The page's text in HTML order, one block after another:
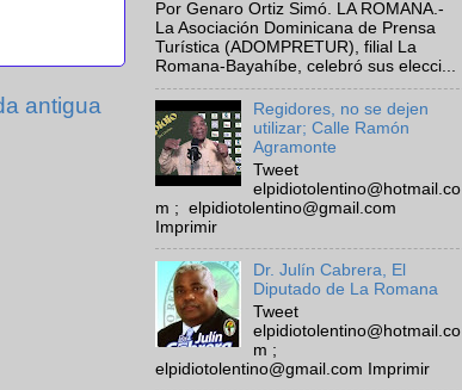
antigua
Por Genaro Ortiz Simó. LA ROMANA.-
La Asociación Dominicana de Prensa
Turística (ADOMPRETUR), filial La
Romana-Bayahíbe, celebró sus elecci...
Regidores, no se dejen
utilizar; Calle Ramón
Agramonte
Tweet
elpidiotolentino@hotmail.co
m ; elpidiotolentino@gmail.com
Imprimir
Dr. Julín Cabrera, El
Diputado de La Romana
Tweet
elpidiotolentino@hotmail.co
m ;
elpidiotolentino@gmail.com Imprimir